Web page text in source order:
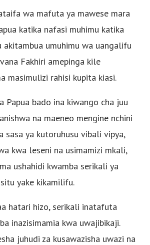
wa mafuta ya mawese mara
katika nafasi muhimu katika
akitambua umuhimu wa uangalifu
Fakhiri amepinga kile
masimulizi rahisi kupita kiasi.
Papua bado ina kiwango cha juu
na maeneo mengine nchini
sasa ya kutoruhusu vibali vipya,
kwa leseni na usimamizi mkali,
ushahidi kwamba serikali ya
yake kikamilifu.
hatari hizo, serikali inatafuta
inazisimamia kwa uwajibikaji.
juhudi za kusawazisha uwazi na